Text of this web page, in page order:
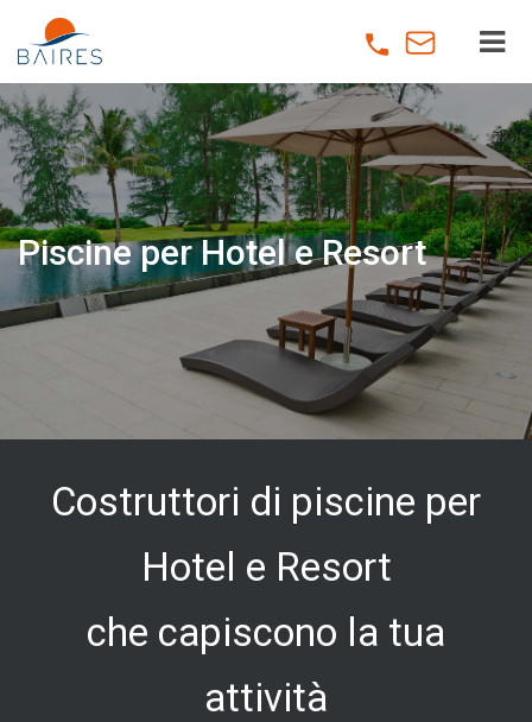
main
content
Piscine per Hotel e Resort
Costruttori di piscine per
Hotel e Resort
che capiscono la tua
attività